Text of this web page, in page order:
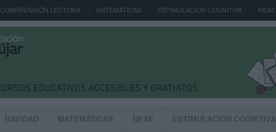
COMPRENSIÓN LECTORA MATEMÁTICAS ESTIMULACION COGNITIVA NEAE
NAVIDAD MATEMÁTICAS NEAE ESTIMULACION COGNITIVA